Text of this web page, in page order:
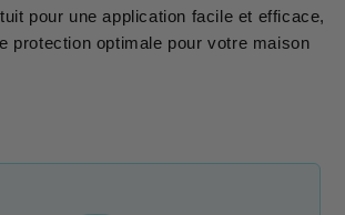
pour une application facile et efficace,
protection optimale pour votre maison